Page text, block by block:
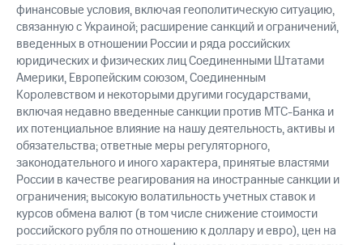
финансовые условия, включая геополитическую ситуацию,
связанную с Украиной; расширение санкций и ограничений,
введенных в отношении России и ряда российских
юридических и физических лиц Соединенными Штатами
Америки, Европейским союзом, Соединенным
Королевством и некоторыми другими государствами,
включая недавно введенные санкции против МТС-Банка и
их потенциальное влияние на нашу деятельность, активы и
обязательства; ответные меры регуляторного,
законодательного и иного характера, принятые властями
России в качестве реагирования на иностранные санкции и
ограничения; высокую волатильность учетных ставок и
курсов обмена валют (в том числе снижение стоимости
российского рубля по отношению к доллару и евро), цен на